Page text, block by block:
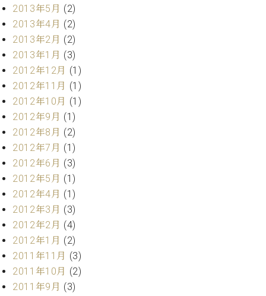
2013年5月 (2)
2013年4月 (2)
2013年2月 (2)
2013年1月 (3)
2012年12月 (1)
2012年11月 (1)
2012年10月 (1)
2012年9月 (1)
2012年8月 (2)
2012年7月 (1)
2012年6月 (3)
2012年5月 (1)
2012年4月 (1)
2012年3月 (3)
2012年2月 (4)
2012年1月 (2)
2011年11月 (3)
2011年10月 (2)
2011年9月 (3)